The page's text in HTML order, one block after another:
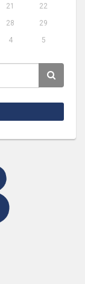
21
22
28
29
4 5